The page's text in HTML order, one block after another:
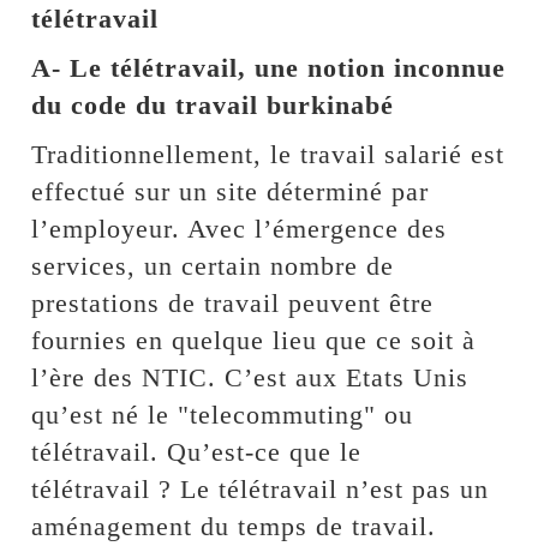
télétravail
A- Le télétravail, une notion inconnue
du code du travail burkinabé
Traditionnellement, le travail salarié est
effectué sur un site déterminé par
l’employeur. Avec l’émergence des
services, un certain nombre de
prestations de travail peuvent être
fournies en quelque lieu que ce soit à
l’ère des NTIC. C’est aux Etats Unis
qu’est né le "telecommuting" ou
télétravail. Qu’est-ce que le
télétravail ? Le télétravail n’est pas un
aménagement du temps de travail.